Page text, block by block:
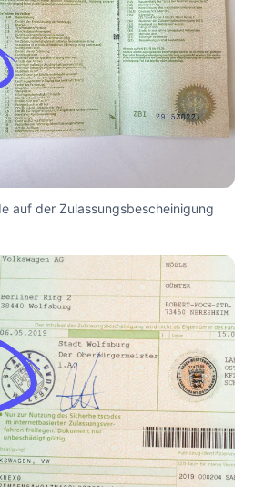
auf der Zulassungsbescheinigung